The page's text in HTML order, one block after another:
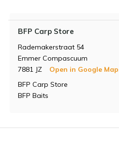
BFP Carp Store
Rademakerstraat 54
Emmer Compascuum
7881 JZ
Open in Google
BFP Carp Store
BFP Baits